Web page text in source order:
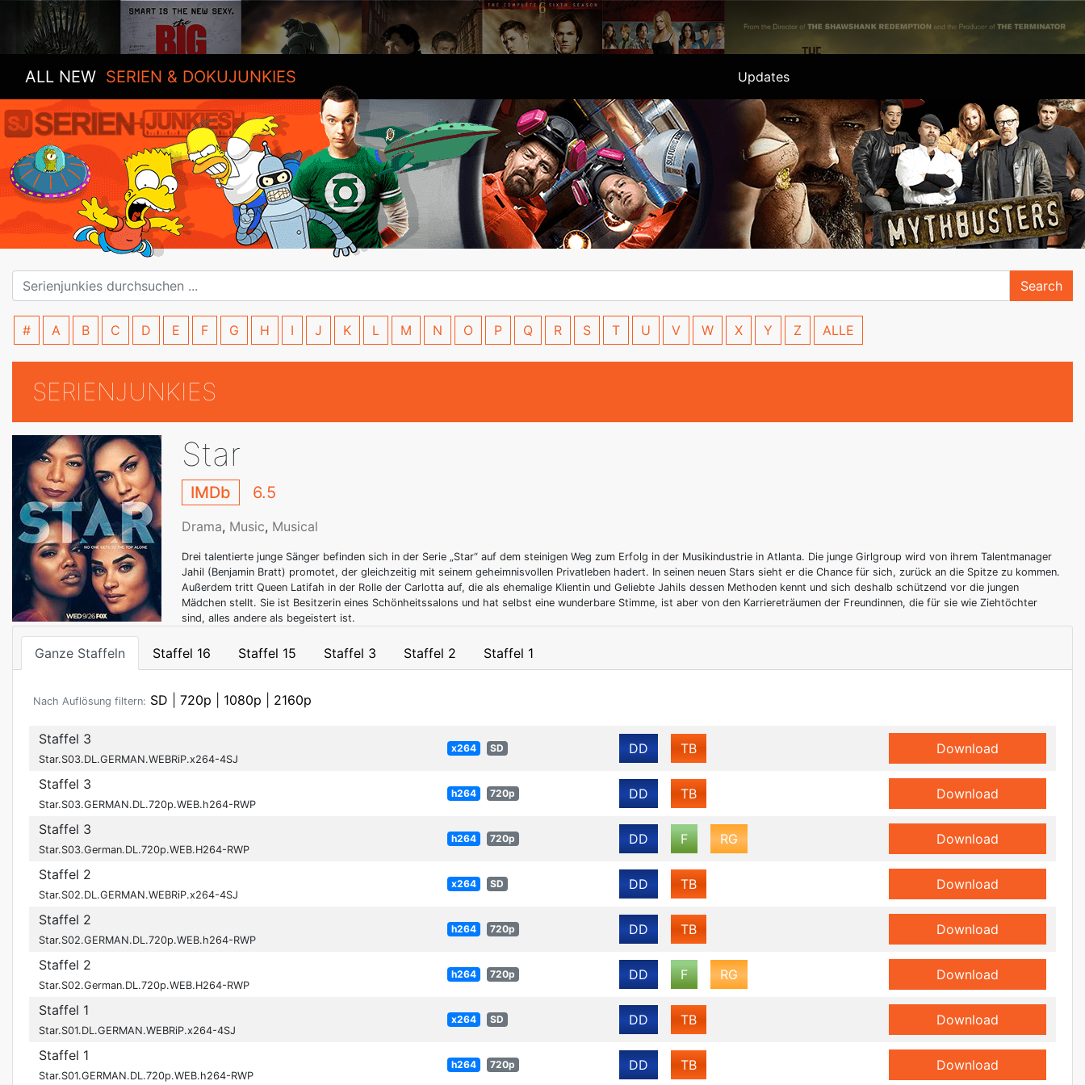
ALL NEW SERIEN & DOKUJUNKIES Updates
Search
# A B C D E F G H I J K L M N O P Q R S T U V W X Y Z ALLE
SERIENJUNKIES
Star
IMDb 6.5
Drama, Music, Musical
Drei talentierte junge Sänger befinden sich in der Serie „Star“ auf dem steinigen Weg zum Erfolg in der Musikindustrie in Atlanta. Die junge Girlgroup wird von ihrem Talentmanager
Jahil (Benjamin Bratt) promotet, der gleichzeitig mit seinem geheimnisvollen Privatleben hadert. In seinen neuen Stars sieht er die Chance für sich, zurück an die Spitze zu kommen.
Außerdem tritt Queen Latifah in der Rolle der Carlotta auf, die als ehemalige Klientin und Geliebte Jahils dessen Methoden kennt und sich deshalb schützend vor die jungen
Mädchen stellt. Sie ist Besitzerin eines Schönheitssalons und hat selbst eine wunderbare Stimme, ist aber von den Karriereträumen der Freundinnen, die für sie wie Ziehtöchter
sind, alles andere als begeistert ist.
Ganze Staffeln Staffel 16 Staffel 15 Staffel 3 Staffel 2 Staffel 1
Nach Auflösung filtern: SD 720p 1080p 2160p
Staffel 3
Star.S03.DL.GERMAN.WEBRiP.x264-4SJ
x264 SD DD TB Download
Staffel 3
Star.S03.GERMAN.DL.720p.WEB.h264-RWP
h264 720p DD TB Download
Staffel 3
Star.S03.German.DL.720p.WEB.H264-RWP
h264 720p DD F RG Download
Staffel 2
Star.S02.DL.GERMAN.WEBRiP.x264-4SJ
x264 SD DD TB Download
Staffel 2
Star.S02.GERMAN.DL.720p.WEB.h264-RWP
h264 720p DD TB Download
Staffel 2
Star.S02.German.DL.720p.WEB.H264-RWP
h264 720p DD F RG Download
Staffel 1
Star.S01.DL.GERMAN.WEBRiP.x264-4SJ
x264 SD DD TB Download
Staffel 1
Star.S01.GERMAN.DL.720p.WEB.h264-RWP
h264 720p DD TB Download